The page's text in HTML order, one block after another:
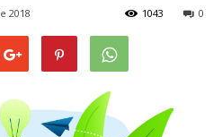
2018 0
1043